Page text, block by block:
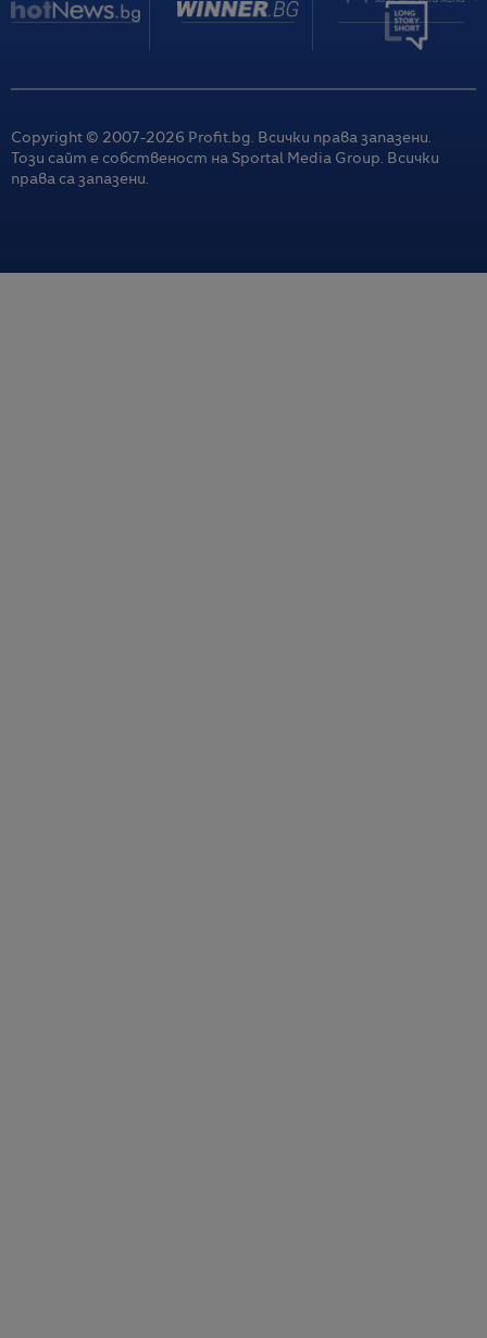
Copyright © 2007-2026 Profit.bg. Всички права запазени.
Този сайт е собственост на Sportal Media Group. Всички
права са запазени.